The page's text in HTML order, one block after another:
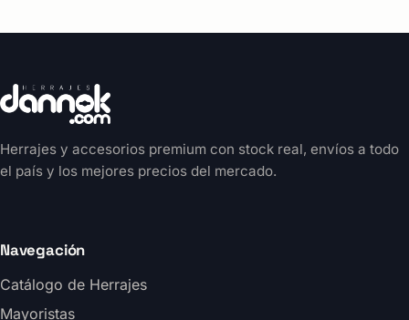
Herrajes y accesorios premium con stock real, envíos a todo
el país y los mejores precios del mercado.
Navegación
Catálogo de Herrajes
Mayoristas